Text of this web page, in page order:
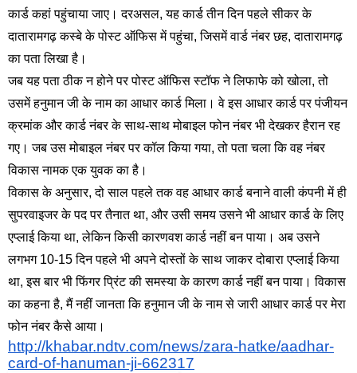
कार्ड कहां पहुंचाया जाए। दरअसल, यह कार्ड तीन दिन पहले सीकर के
दातारामगढ़ कस्बे के पोस्ट ऑफिस में पहुंचा, जिसमें वार्ड नंबर छह, दातारामगढ़
का पता लिखा है।
जब यह पता ठीक न होने पर पोस्ट ऑफिस स्टॉफ ने लिफाफे को खोला, तो
उसमें हनुमान जी के नाम का आधार कार्ड मिला। वे इस आधार कार्ड पर पंजीयन
क्रमांक और कार्ड नंबर के साथ-साथ मोबाइल फोन नंबर भी देखकर हैरान रह
गए। जब उस मोबाइल नंबर पर कॉल किया गया, तो पता चला कि वह नंबर
विकास नामक एक युवक का है।
विकास के अनुसार, दो साल पहले तक वह आधार कार्ड बनाने वाली कंपनी में ही
सुपरवाइजर के पद पर तैनात था, और उसी समय उसने भी आधार कार्ड के लिए
एप्लाई किया था, लेकिन किसी कारणवश कार्ड नहीं बन पाया। अब उसने
लगभग 10-15 दिन पहले भी अपने दोस्तों के साथ जाकर दोबारा एप्लाई किया
था, इस बार भी फिंगर प्रिंट की समस्या के कारण कार्ड नहीं बन पाया। विकास
का कहना है, मैं नहीं जानता कि हनुमान जी के नाम से जारी आधार कार्ड पर मेरा
फोन नंबर कैसे आया।
http://khabar.ndtv.com/news/zara-hatke/aadhar-
card-of-hanuman-ji-662317